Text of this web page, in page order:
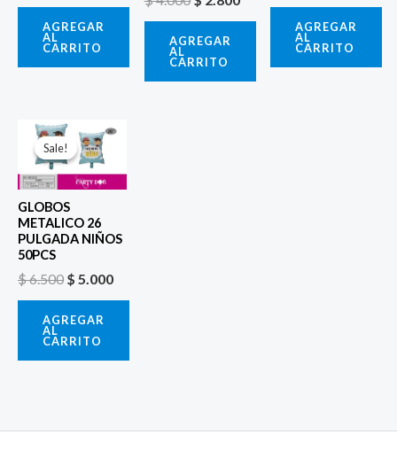
AGREGAR
AL
CARRITO AGREGAR
AL
CARRITO
AGREGAR
AL
CARRITO
Sale!
Sale!
GLOBOS
METALICO 26
PULGADA NIÑOS
50PCS
$6.500
El
precio
original
era:
$ 6.500.
$ 5.000
El
es:
AGREGAR
AL
CARRITO